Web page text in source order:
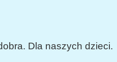
Dla naszych dzieci.